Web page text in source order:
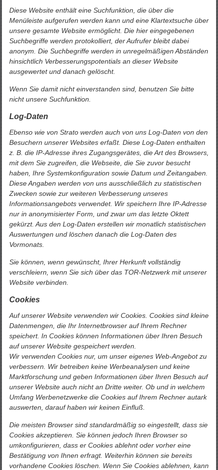
Diese Website enthält eine Suchfunktion, die über die
Menüleiste aufgerufen werden kann und eine Klartextsuche über
unsere gesamte Website ermöglicht. Die hier eingegebenen
Suchbegriffe werden protokolliert, der Aufrufer bleibt dabei
anonym. Die Suchbegriffe werden in unregelmäßigen Abständen
hinsichtlich Verbesserungspotentials an dieser Website
ausgewertet und danach gelöscht.
Wenn Sie damit nicht einverstanden sind, benutzen Sie bitte
nicht unsere Suchfunktion.
Log-Daten
Ebenso wie von Strato werden auch von uns Log-Daten von den
Besuchern unserer Websites erfaßt. Diese Log-Daten enthalten
z. B. die IP-Adresse ihres Zugangsgerätes, die Art des Browsers,
mit dem Sie zugreifen, die Webseite, die Sie zuvor besucht
haben, Ihre Systemkonfiguration sowie Datum und Zeitangaben.
Diese Angaben werden von uns ausschließlich zu statistischen
Zwecken sowie zur weiteren Verbesserung unseres
Informationsangebots verwendet. Wir speichern Ihre IP-Adresse
nur in anonymisierter Form, und zwar um das letzte Oktett
gekürzt. Aus den Log-Daten erstellen wir monatlich statistischen
Auswertungen und löschen danach die Log-Daten des
Vormonats.
Sie können, wenn gewünscht, Ihrer Herkunft vollständig
verschleiern, wenn Sie sich über das TOR-Netzwerk mit unserer
Website verbinden.
Cookies
Auf unserer Website verwenden wir Cookies. Cookies sind kleine
Datenmengen, die Ihr Internetbrowser auf Ihrem Rechner
speichert. In Cookies können Informationen über Ihren Besuch
auf unserer Website gespeichert werden.
Wir verwenden Cookies nur, um unser eigenes Web-Angebot zu
verbessern. Wir betreiben keine Werbeanalysen und keine
Marktforschung und geben Informationen über Ihren Besuch auf
unserer Website auch nicht an Dritte weiter. Ob und in welchem
Umfang Werbenetzwerke die Cookies auf Ihrem Rechner autark
auswerten, darauf haben wir keinen Einfluß.
Die meisten Browser sind standardmäßig so eingestellt, dass sie
Cookies akzeptieren. Sie können jedoch Ihren Browser so
umkonfigurieren, dass er Cookies ablehnt oder vorher eine
Bestätigung von Ihnen erfragt. Weiterhin können sie bereits
vorhandene Cookies löschen. Wenn Sie Cookies ablehnen, kann